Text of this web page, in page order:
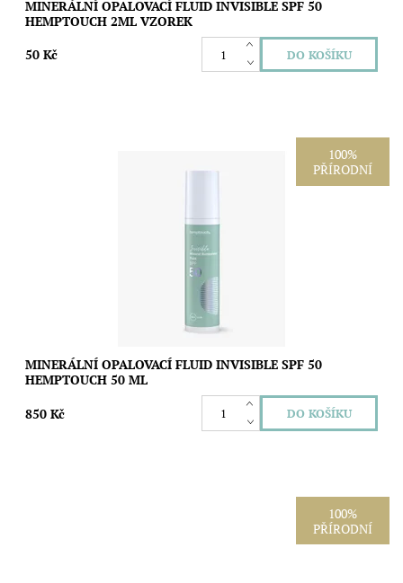
MINERÁLNÍ OPALOVACÍ FLUID INVISIBLE SPF 50
HEMPTOUCH 2ML VZOREK
50 Kč
100%
PŘÍRODNÍ
Lehký minerální fluid s vysokou ochranou SPF 50 pro
MINERÁLNÍ OPALOVACÍ FLUID INVISIBLE SPF 50
HEMPTOUCH 50 ML
850 Kč
100%
PŘÍRODNÍ
Vzorek tónovaného minerálního krému Mineral Shield SPF 30